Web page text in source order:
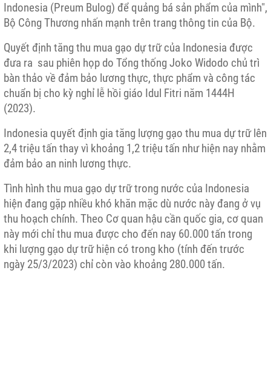
Indonesia (Preum Bulog) để quảng bá sản phẩm của mình",
Bộ Công Thương nhấn mạnh trên trang thông tin của Bộ.
Quyết định tăng thu mua gạo dự trữ của Indonesia được
đưa ra sau phiên họp do Tổng thống Joko Widodo chủ trì
bàn thảo về đảm bảo lương thực, thực phẩm và công tác
chuẩn bị cho kỳ nghỉ lễ hồi giáo Idul Fitri năm 1444H
(2023).
Indonesia quyết định gia tăng lượng gạo thu mua dự trữ lên
2,4 triệu tấn thay vì khoảng 1,2 triệu tấn như hiện nay nhằm
đảm bảo an ninh lương thực.
Tình hình thu mua gạo dự trữ trong nước của Indonesia
hiện đang gặp nhiều khó khăn mặc dù nước này đang ở vụ
thu hoạch chính. Theo Cơ quan hậu cần quốc gia, cơ quan
này mới chỉ thu mua được cho đến nay 60.000 tấn trong
khi lượng gạo dự trữ hiện có trong kho (tính đến trước
ngày 25/3/2023) chỉ còn vào khoảng 280.000 tấn.